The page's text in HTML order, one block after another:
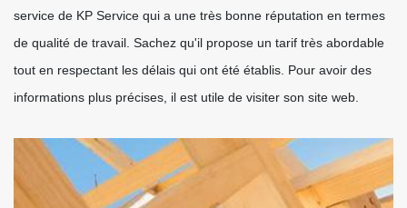
service de KP Service qui a une très bonne réputation en termes
de qualité de travail. Sachez qu'il propose un tarif très abordable
tout en respectant les délais qui ont été établis. Pour avoir des
informations plus précises, il est utile de visiter son site web.